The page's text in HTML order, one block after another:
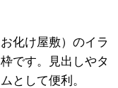
化け屋敷）のイラ
です。見出しやタ
として便利。